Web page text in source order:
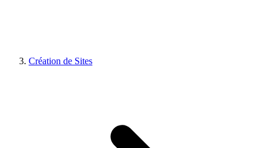
Création de Sites